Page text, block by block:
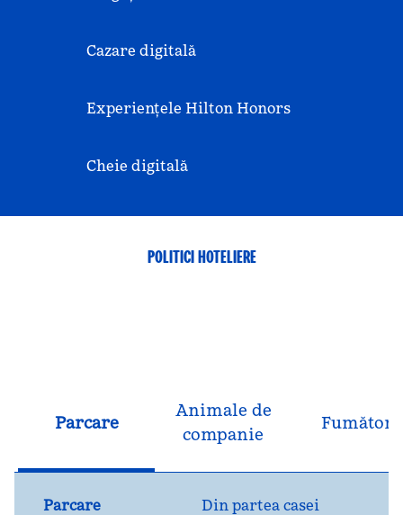
Cazare digitală
Experiențele Hilton Honors
Cheie digitală
POLITICI HOTELIERE
Parcare
Animale de
companie
Fumători
Parcare
Din partea casei